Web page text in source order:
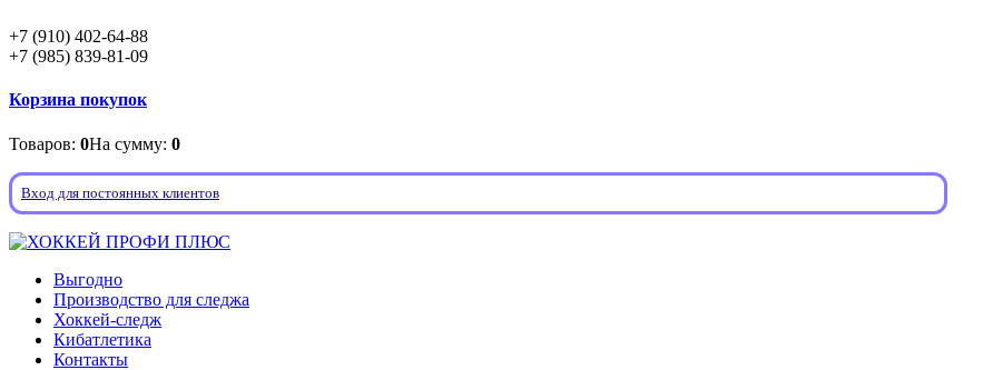
+7 (910) 402-64-88
+7 (985) 839-81-09
Корзина покупок
Товаров: 0На сумму: 0
Вход для постоянных клиентов
Выгодно
Производство для следжа
Хоккей-следж
Кибатлетика
Контакты